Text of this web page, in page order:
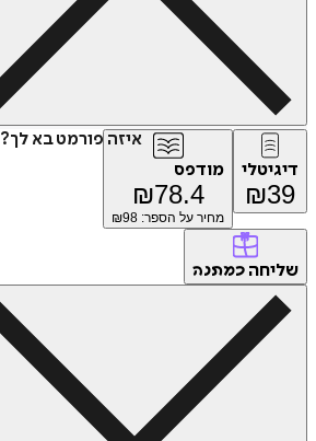
איזה פורמט בא לך?
דיגיטלי
₪39
מודפס
₪78.4
מחיר על הספר: ₪ 98
שליחה כמתנה